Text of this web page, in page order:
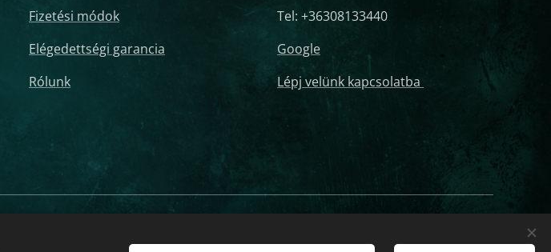
Fizetési módok
Elégedettségi garancia
Rólunk
Tel: +36308133440
Google
Lépj velünk kapcsolatba